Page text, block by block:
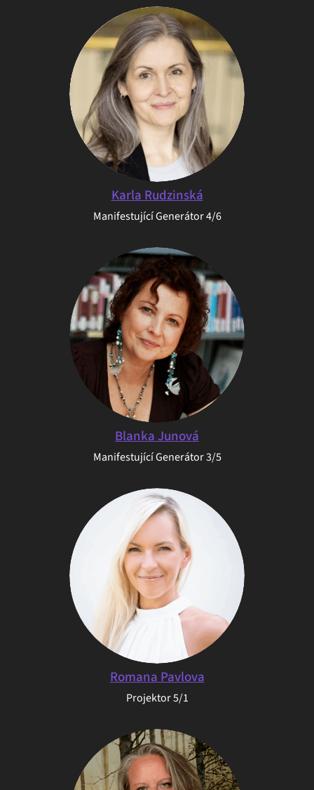
Karla Rudzinská
Manifestující Generátor 4/6
Blanka Junová
Manifestující Generátor 3/5
Romana Pavlova
Projektor 5/1